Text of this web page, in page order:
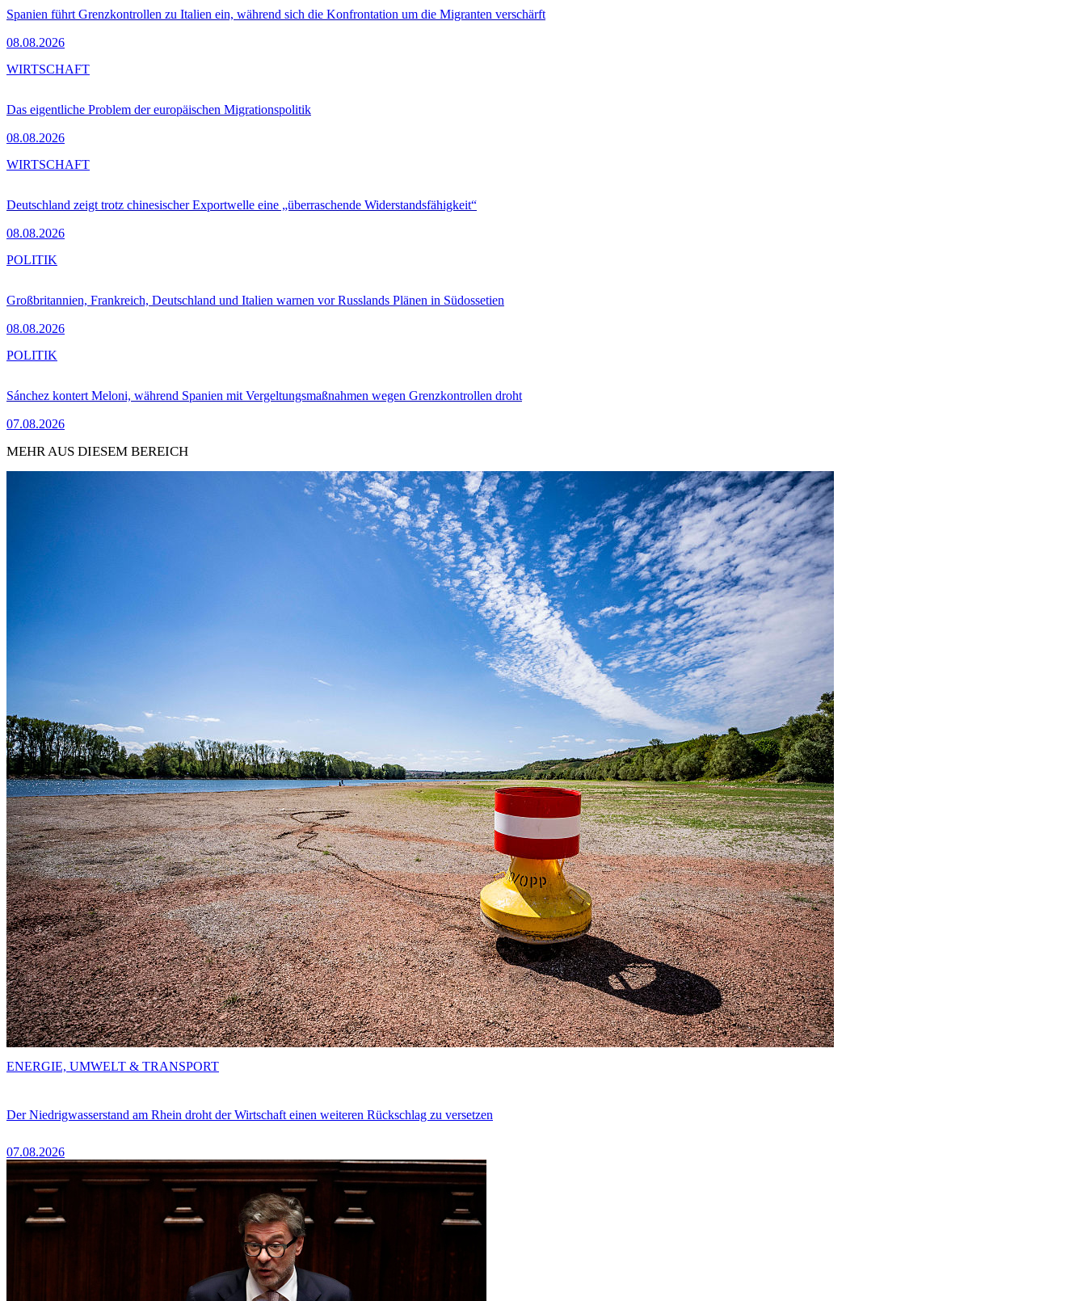
Spanien führt Grenzkontrollen zu Italien ein, während sich die Konfrontation um die Migranten verschärft
08.08.2026
Das eigentliche Problem der europäischen Migrationspolitik
08.08.2026
WIRTSCHAFT
Deutschland zeigt trotz chinesischer Exportwelle eine „überraschende Widerstandsfähigkeit“
08.08.2026
WIRTSCHAFT
Großbritannien, Frankreich, Deutschland und Italien warnen vor Russlands Plänen in Südossetien
08.08.2026
POLITIK
Sánchez kontert Meloni, während Spanien mit Vergeltungsmaßnahmen wegen Grenzkontrollen droht
07.08.2026
POLITIK
MEHR AUS DIESEM BEREICH
Der Niedrigwasserstand am Rhein droht der Wirtschaft einen weiteren Rückschlag zu versetzen
07.08.2026
ENERGIE, UMWELT & TRANSPORT